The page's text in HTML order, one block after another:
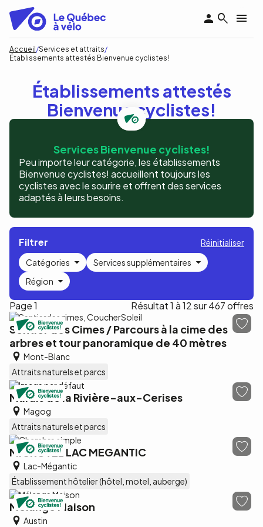
contenu
principal
Fil
Accueil Services et attraits
Établissements attestés Bienvenue cyclistes!
Établissements attestés
Bienvenue cyclistes!
Services Bienvenue cyclistes!
Peu importe leur catégorie, les établissements
Bienvenue cyclistes! accueillent toujours les
cyclistes avec le sourire et offrent des services
adaptés à leurs besoins.
Filtrer
Réinitialiser
Catégories
Services supplémentaires
Région
Page 1 Résultat 1 à 12 sur 467 offres
Sentier des Cimes / Parcours à la cime des
arbres et tour panoramique de 40 mètres
Mont-Blanc
Attraits naturels et parcs
Marais de la Rivière-aux-Cerises
Magog
Attraits naturels et parcs
MICROTEL LAC MEGANTIC
Lac-Mégantic
Établissement hôtelier (hôtel, motel, auberge)
Mélange Maison
Austin